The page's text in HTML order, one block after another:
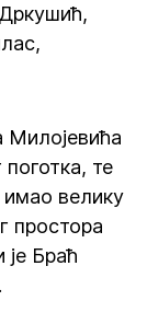
Милојевића
те
имао велику
простора
Браћ